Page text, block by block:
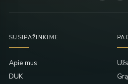
SUSIPAŽINKIME
Apie mus
DUK